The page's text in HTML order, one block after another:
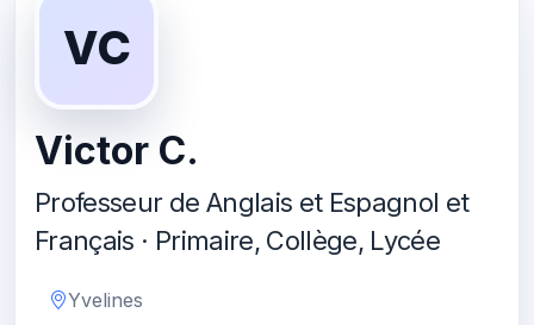
VC
Victor C.
Professeur de Anglais et Espagnol et
Français · Primaire, Collège, Lycée
Yvelines